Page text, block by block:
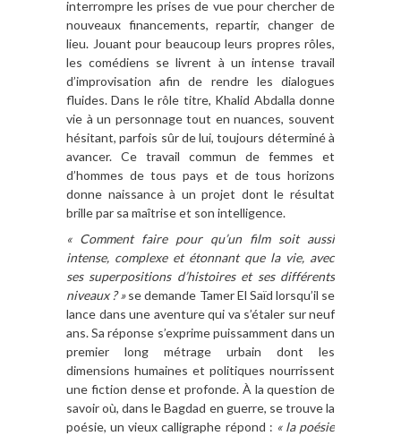
interrompre les prises de vue pour chercher de
nouveaux financements, repartir, changer de
lieu. Jouant pour beaucoup leurs propres rôles,
les comédiens se livrent à un intense travail
d’improvisation afin de rendre les dialogues
fluides. Dans le rôle titre, Khalid Abdalla donne
vie à un personnage tout en nuances, souvent
hésitant, parfois sûr de lui, toujours déterminé à
avancer. Ce travail commun de femmes et
d’hommes de tous pays et de tous horizons
donne naissance à un projet dont le résultat
brille par sa maîtrise et son intelligence.
« Comment faire pour qu’un film soit aussi
intense, complexe et étonnant que la vie, avec
ses superpositions d’histoires et ses différents
niveaux ? »se demande Tamer El Saïd lorsqu’il se
lance dans une aventure qui va s’étaler sur neuf
ans. Sa réponse s’exprime puissamment dans un
premier long métrage urbain dont les
dimensions humaines et politiques nourrissent
une fiction dense et profonde. À la question de
savoir où, dans le Bagdad en guerre, se trouve la
poésie, un vieux calligraphe répond : « la poésie